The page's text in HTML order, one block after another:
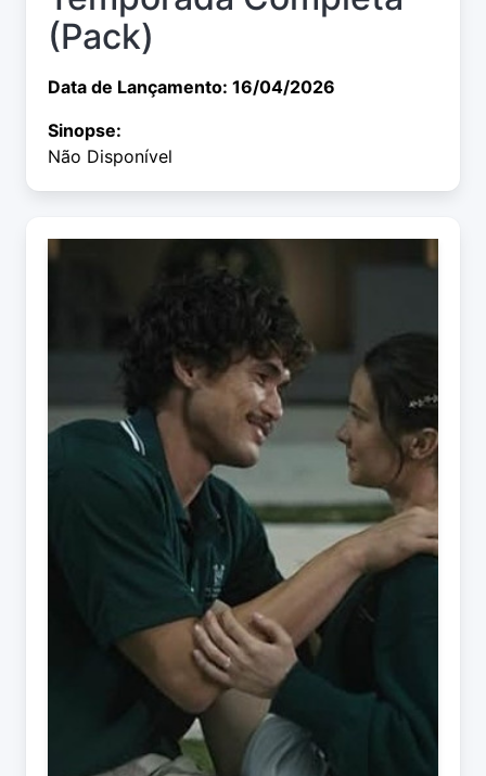
(Pack)
Data de Lançamento: 16/04/2026
Sinopse:
Não Disponível